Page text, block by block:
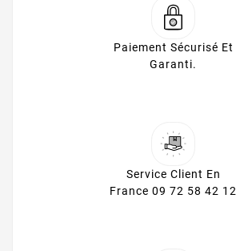
Paiement Sécurisé Et
Garanti.
Service Client En
France 09 72 58 42 12